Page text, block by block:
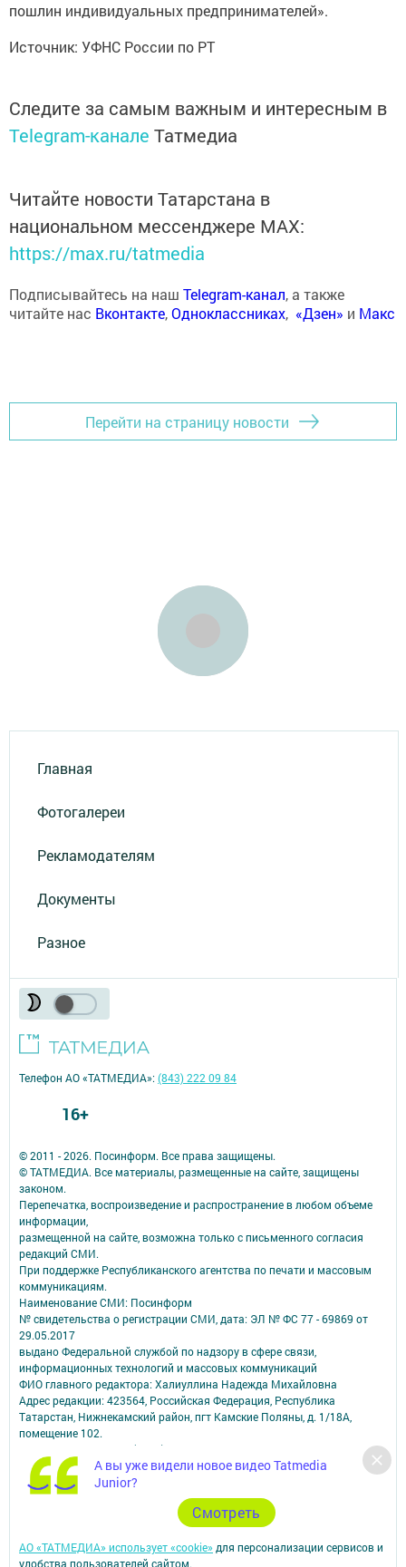
пошлин индивидуальных предпринимателей».
Источник: УФНС России по РТ
Следите за самым важным и интересным в
Telegram-канале Татмедиа
Читайте новости Татарстана в
национальном мессенджере MАХ:
https://max.ru/tatmedia
Подписывайтесь на наш Telegram-канал, а также
читайте нас Вконтакте,Одноклассниках, «Дзен» и Макс
Перейти на страницу новости
Главная
Фотогалереи
Рекламодателям
Документы
Разное
А вы уже видели новое видео Tatmedia
Junior?
Cмотреть
© 2011 - 2026. Посинформ. Все права защищены.
© ТАТМЕДИА. Все материалы, размещенные на сайте, защищены
законом.
Перепечатка, воспроизведение и распространение в любом объеме
информации,
размещенной на сайте, возможна только с письменного согласия
редакций СМИ.
При поддержке Республиканского агентства по печати и массовым
коммуникациям.
Наименование СМИ: Посинформ
№ свидетельства о регистрации СМИ, дата: ЭЛ № ФС 77 - 69869 от
29.05.2017
выдано Федеральной службой по надзору в сфере связи,
информационных технологий и массовых коммуникаций
ФИО главного редактора: Халиуллина Надежда Михайловна
Адрес редакции: 423564, Российская Федерация, Республика
Татарстан, Нижнекамский район, пгт Камские Поляны, д. 1/18А,
помещение 102.
Телефон редакции: +7(8555) 33-60-60
Электронная почта редакции: posinform@yandex.ru
Для сообщений о фактах коррупции: posinform@yandex.ru
Учредитель СМИ: АО «ТАТМЕДИА»
АО «ТАТМЕДИА» использует «cookie»для персонализации сервисов и
удобства пользователей сайтом.
Телефон АО «ТАТМЕДИА»:(843) 222 09 84
16+